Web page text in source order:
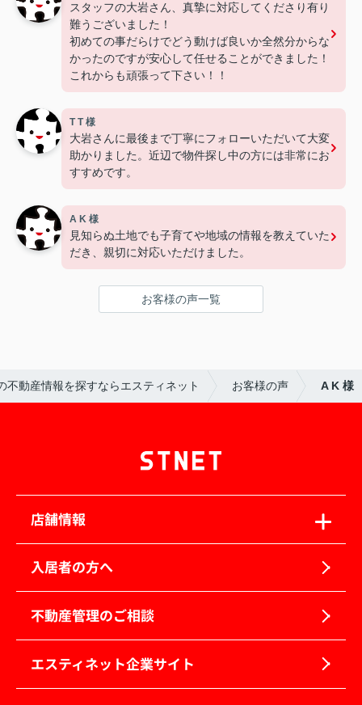
スタッフの大岩さん、真摯に対応してくださり有り
難うございました！
初めての事だらけでどう動けば良いか全然分からな
かったのですが安心して任せることができました！
これからも頑張って下さい！！
T T 様
大岩さんに最後まで丁寧にフォローいただいて大変
助かりました。近辺で物件探し中の方には非常にお
すすめです。
A K 様
見知らぬ土地でも子育てや地域の情報を教えていた
だき、親切に対応いただけました。
お客様の声一覧
不動産情報を探すならエスティネット お客様の声 A K 様
店舗情報
入居者の方へ
不動産管理のご相談
エスティネット企業サイト